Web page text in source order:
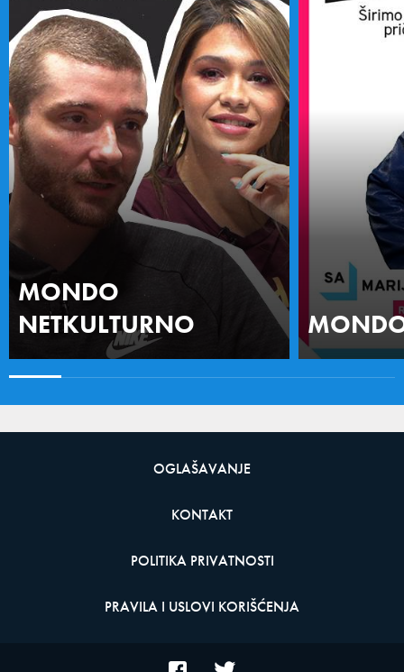
MONDO
NETKULTURNO
OGLAŠAVANJE
KONTAKT
POLITIKA PRIVATNOSTI
PRAVILA I USLOVI KORIŠĆENJA